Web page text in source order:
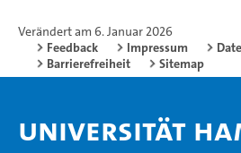
Verändert am 6. Januar 2026
Feedback
Impressum
Barrierefreiheit
Sitemap
Universität